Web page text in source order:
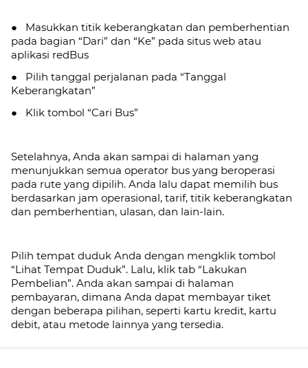
● Masukkan titik keberangkatan dan pemberhentian
pada bagian “Dari” dan “Ke” pada situs web atau
aplikasi redBus
● Pilih tanggal perjalanan pada “Tanggal
Keberangkatan”
● Klik tombol “Cari Bus”
Setelahnya, Anda akan sampai di halaman yang
menunjukkan semua operator bus yang beroperasi
pada rute yang dipilih. Anda lalu dapat memilih bus
berdasarkan jam operasional, tarif, titik keberangkatan
dan pemberhentian, ulasan, dan lain-lain.
Pilih tempat duduk Anda dengan mengklik tombol
“Lihat Tempat Duduk”. Lalu, klik tab “Lakukan
Pembelian”. Anda akan sampai di halaman
pembayaran, dimana Anda dapat membayar tiket
dengan beberapa pilihan, seperti kartu kredit, kartu
debit, atau metode lainnya yang tersedia.